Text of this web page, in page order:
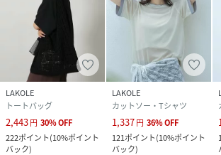
LAKOLE
トートバッグ
2,443円 30%OFF
222ポイント(10%ポイント
バック)
LAKOLE
カットソー・Tシャツ
1,337円 36%OFF
121ポイント(10%ポイント
バック)